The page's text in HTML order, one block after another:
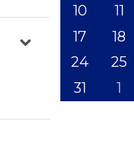
10
11
17
18
24
25
31
1